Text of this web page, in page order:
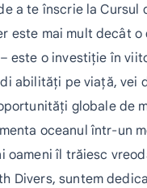
a te înscrie la Cursul
este mai mult decât
este o investiție în
abilități pe viață, vei
globale de
oceanul într-un
oameni îl trăiesc
Divers, suntem